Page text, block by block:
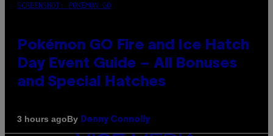
SCREENSHOT: POKEMON GO
Pokémon GO Fire and Ice Hatch
Day Event Guide – All Bonuses
and Special Hatches
3 hours agoBy Denny Connolly